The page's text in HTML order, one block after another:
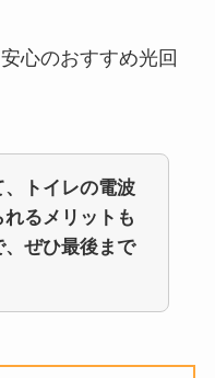
心のおすすめ光回
トイレの電波
るメリットも
ぜひ最後まで